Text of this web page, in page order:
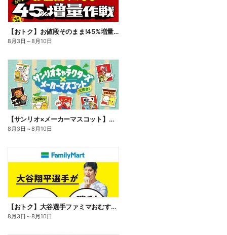
【おトク】お値段そのまま!45%増量作戦!
8月3日 ～8月10日
【サンリオ×メーカーマスコット】オリジナルグッズ貰える!
8月3日 ～8月10日
【おトク】大谷選手ファミマおむすび割
8月3日 ～8月10日